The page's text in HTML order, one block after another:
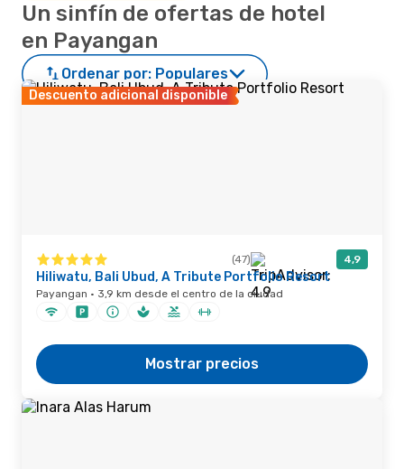
Un sinfín de ofertas de hotel
en Payangan
Ordenar por: Populares
Descuento adicional disponible
(47) 4,9
Hiliwatu, Bali Ubud, A Tribute Portfolio Resort
Payangan · 3,9 km desde el centro de la ciudad
Mostrar precios